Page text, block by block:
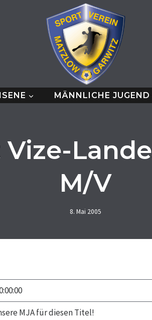
MÄNNLICHE JUGEND
Vize-
M/V
8. Mai 2005
MJA für diesen Titel!